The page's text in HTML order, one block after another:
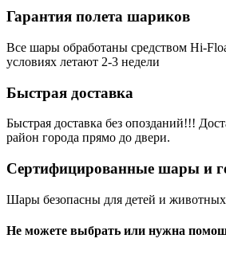
Гарантия полета шариков
Все шары обработаны средством Hi-
условиях летают 2-3 недели
Быстрая доставка
Быстрая доставка без опозданий!!!
район города прямо до двери.
Сертифицированные шары и
Шары безопасны для детей и
Не можете выбрать или нужна